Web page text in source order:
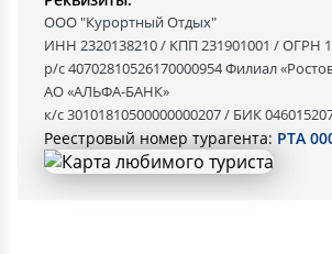
ООО "Курортный Отдых"
ИНН 2320138210 / КПП 231901001 / ОГРН
р/с 40702810526170000954 Филиал
АО «АЛЬФА-БАНК»
к/с 30101810500000000207 / БИК
Реестровый номер турагента: РТА